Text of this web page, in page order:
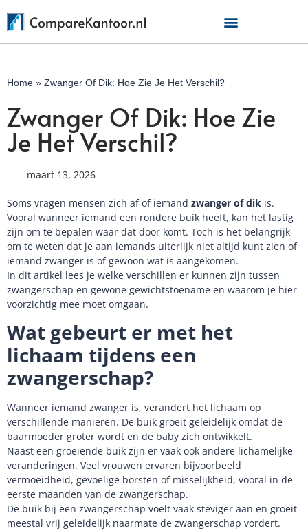
Home » Zwanger Of Dik: Hoe Zie Je Het Verschil?
Zwanger Of Dik: Hoe Zie
Je Het Verschil?
maart 13, 2026
Soms vragen mensen zich af of iemand zwanger of dik is.
Vooral wanneer iemand een rondere buik heeft, kan het lastig
zijn om te bepalen waar dat door komt. Toch is het belangrijk
om te weten dat je aan iemands uiterlijk niet altijd kunt zien of
iemand zwanger is of gewoon wat is aangekomen.
In dit artikel lees je welke verschillen er kunnen zijn tussen
zwangerschap en gewone gewichtstoename en waarom je hier
voorzichtig mee moet omgaan.
Wat gebeurt er met het
lichaam tijdens een
zwangerschap?
Wanneer iemand zwanger is, verandert het lichaam op
verschillende manieren. De buik groeit geleidelijk omdat de
baarmoeder groter wordt en de baby zich ontwikkelt.
Naast een groeiende buik zijn er vaak ook andere lichamelijke
veranderingen. Veel vrouwen ervaren bijvoorbeeld
vermoeidheid, gevoelige borsten of misselijkheid, vooral in de
eerste maanden van de zwangerschap.
De buik bij een zwangerschap voelt vaak steviger aan en groeit
meestal vrij geleidelijk naarmate de zwangerschap vordert.